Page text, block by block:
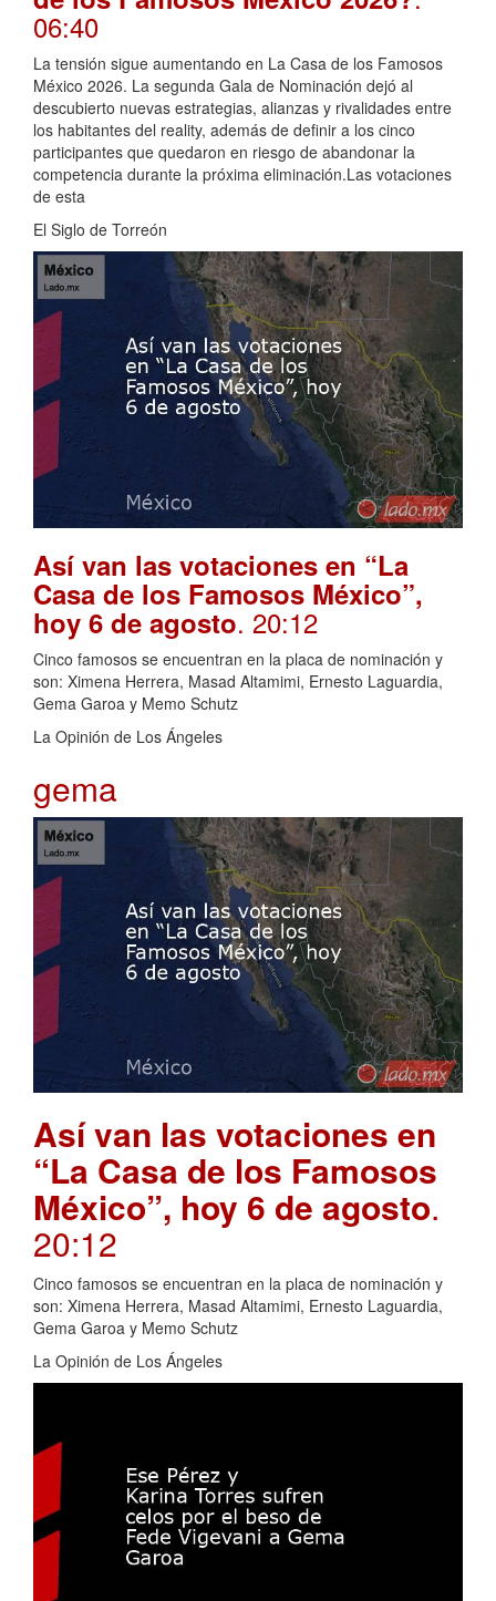
06:40
La tensión sigue aumentando en La Casa de los Famosos
México 2026. La segunda Gala de Nominación dejó al
descubierto nuevas estrategias, alianzas y rivalidades entre
los habitantes del reality, además de definir a los cinco
participantes que quedaron en riesgo de abandonar la
competencia durante la próxima eliminación.Las votaciones
de esta
El Siglo de Torreón
Así van las votaciones en “La
Casa de los Famosos México”,
hoy 6 de agosto. 20:12
Cinco famosos se encuentran en la placa de nominación y
son: Ximena Herrera, Masad Altamimi, Ernesto Laguardia,
Gema Garoa y Memo Schutz
La Opinión de Los Ángeles
gema
Así van las votaciones en
“La Casa de los Famosos
México”, hoy 6 de agosto.
20:12
Cinco famosos se encuentran en la placa de nominación y
son: Ximena Herrera, Masad Altamimi, Ernesto Laguardia,
Gema Garoa y Memo Schutz
La Opinión de Los Ángeles